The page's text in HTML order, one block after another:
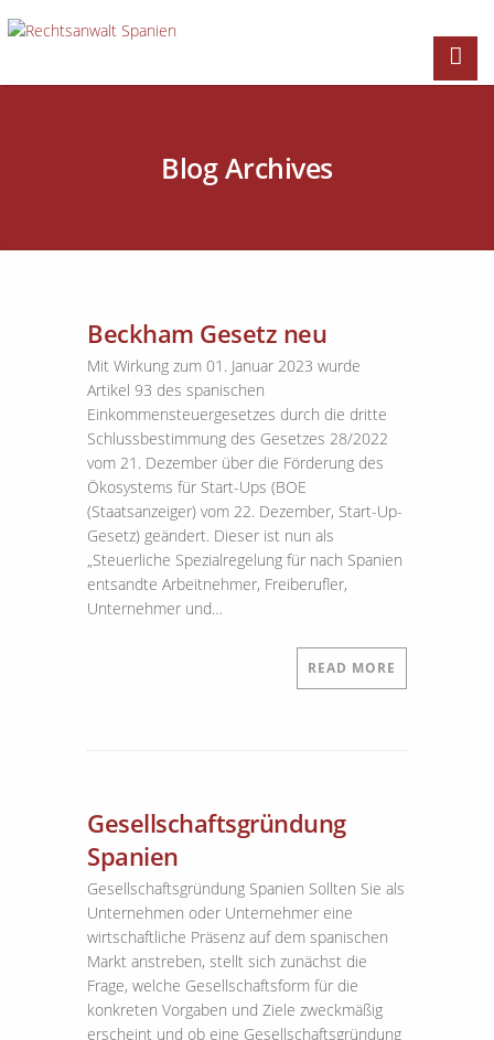
Blog Archives
Beckham Gesetz neu
Mit Wirkung zum 01. Januar 2023 wurde
Artikel 93 des spanischen
Einkommensteuergesetzes durch die dritte
Schlussbestimmung des Gesetzes 28/2022
vom 21. Dezember über die Förderung des
Ökosystems für Start-Ups (BOE
(Staatsanzeiger) vom 22. Dezember, Start-Up-
Gesetz) geändert. Dieser ist nun als
„Steuerliche Spezialregelung für nach Spanien
entsandte Arbeitnehmer, Freiberufler,
Unternehmer und…
READ MORE
Gesellschaftsgründung
Spanien
Gesellschaftsgründung Spanien Sollten Sie als
Unternehmen oder Unternehmer eine
wirtschaftliche Präsenz auf dem spanischen
Markt anstreben, stellt sich zunächst die
Frage, welche Gesellschaftsform für die
konkreten Vorgaben und Ziele zweckmäßig
erscheint und ob eine Gesellschaftsgründung